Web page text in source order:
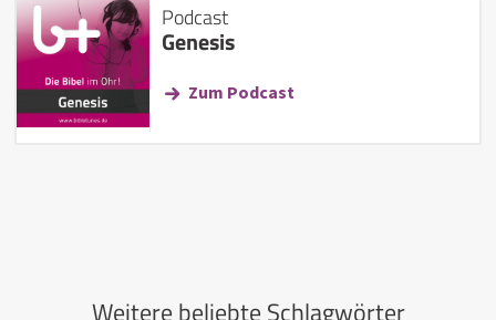
Podcast
Genesis
Zum Podcast
Weitere beliebte Schlagwörter